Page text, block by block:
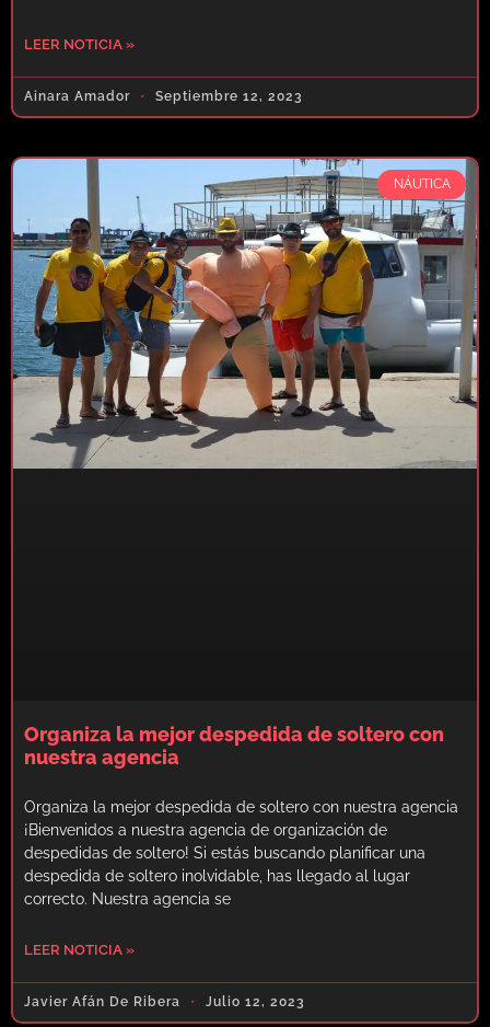
LEER NOTICIA »
Ainara Amador Septiembre 12, 2023
NÁUTICA
Organiza la mejor despedida de soltero con
nuestra agencia
Organiza la mejor despedida de soltero con nuestra agencia
¡Bienvenidos a nuestra agencia de organización de
despedidas de soltero! Si estás buscando planificar una
despedida de soltero inolvidable, has llegado al lugar
correcto. Nuestra agencia se
LEER NOTICIA »
Javier Afán De Ribera Julio 12, 2023